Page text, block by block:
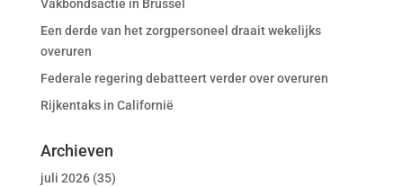
Vakbondsactie in Brussel
Een derde van het zorgpersoneel draait wekelijks
overuren
Federale regering debatteert verder over overuren
Rijkentaks in Californië
Archieven
juli 2026(35)